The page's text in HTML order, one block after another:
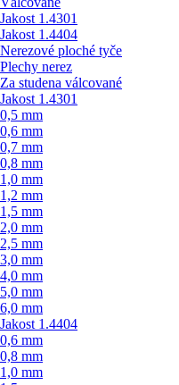
Jakost 1.4301
Jakost 1.4404
Nerezové ploché tyče
Plechy nerez
Za studena válcované
Jakost 1.4301
0,5 mm
0,6 mm
0,7 mm
0,8 mm
1,0 mm
1,2 mm
1,5 mm
2,0 mm
2,5 mm
3,0 mm
4,0 mm
5,0 mm
6,0 mm
Jakost 1.4404
0,6 mm
0,8 mm
1,0 mm